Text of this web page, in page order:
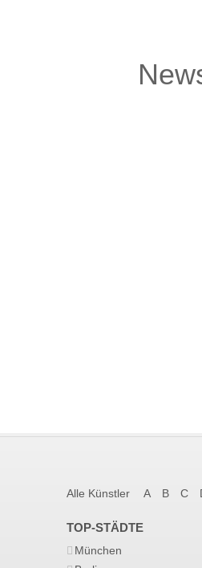
Alle Künstler A B C
TOP-STÄDTE
München